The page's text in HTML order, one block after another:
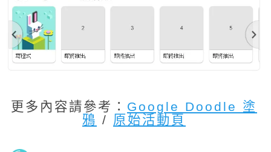
更多內容請參考： Google Doodle 塗
鴉 / 原始活動頁